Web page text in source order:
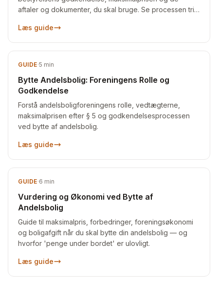
aftaler og dokumenter, du skal bruge. Se processen trin
Læs guide
GUIDE·5 min
Bytte Andelsbolig: Foreningens Rolle og
Godkendelse
Forstå andelsboligforeningens rolle, vedtægterne,
maksimalprisen efter § 5 og godkendelsesprocessen
ved bytte af andelsbolig.
Læs guide
GUIDE·6 min
Vurdering og Økonomi ved Bytte af
Andelsbolig
Guide til maksimalpris, forbedringer, foreningsøkonomi
og boligafgift når du skal bytte din andelsbolig — og
hvorfor 'penge under bordet' er ulovligt.
Læs guide